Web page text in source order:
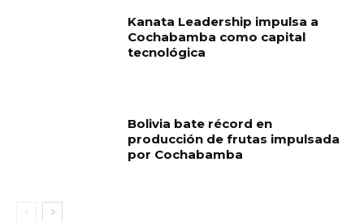
Kanata Leadership impulsa a
Cochabamba como capital
tecnológica
Bolivia bate récord en
producción de frutas impulsada
por Cochabamba